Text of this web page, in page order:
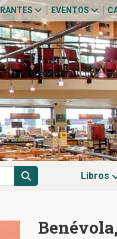
EVENTOS
Libros